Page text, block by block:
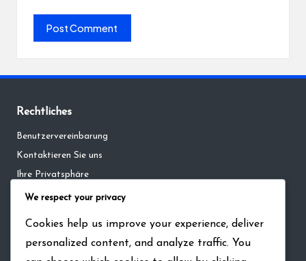
Rechtliches
Benutzervereinbarung
Kontaktieren Sie uns
Ihre Privatsphäre
Cookie-Richtlinie
We respect your privacy
Cookies help us improve your experience, deliver
personalized content, and analyze traffic. You